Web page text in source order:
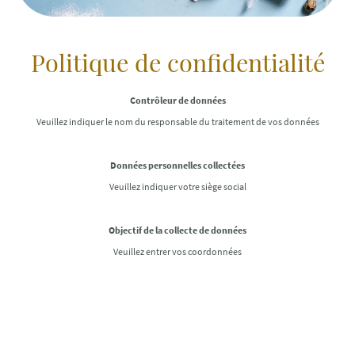
Politique de confidentialité
Contrôleur de données
Veuillez indiquer le nom du responsable du traitement de vos données
Données personnelles collectées
Veuillez indiquer votre siège social
Objectif de la collecte de données
Veuillez entrer vos coordonnées